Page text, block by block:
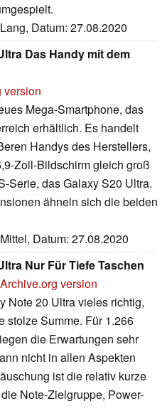
Datum: 27.08.2020
Das Handy mit dem
version
Mega-Smartphone, das
erhältlich. Es handelt
Handys des Herstellers,
Zoll-Bildschirm gleich groß
Serie, das Galaxy S20 Ultra.
ähneln sich die beiden
Datum: 27.08.2020
Nur Für Tiefe Taschen
Archive.org version
Note 20 Ultra vieles richtig,
stolze Summe. Für 1.266
die Erwartungen sehr
nicht in allen Aspekten
ist die relativ kurze
Note-Zielgruppe, Power-